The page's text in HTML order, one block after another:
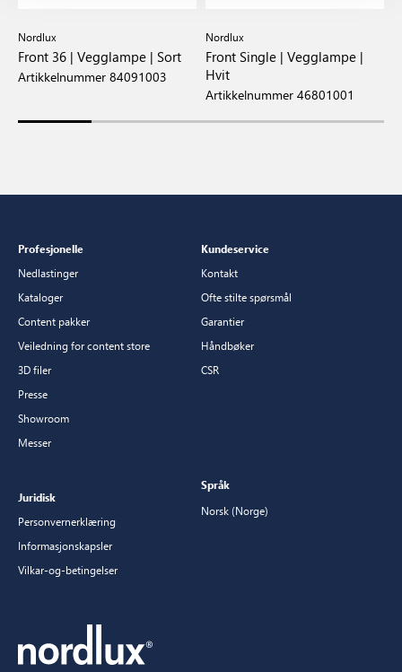
Nordlux
Front 36 | Vegglampe | Sort
Artikkelnummer 84091003
Nordlux
Front Single | Vegglampe |
Hvit
Artikkelnummer 46801001
Profesjonelle
Nedlastinger
Kataloger
Content pakker
Veiledning for content store
3D filer
Presse
Showroom
Messer
Kundeservice
Kontakt
Ofte stilte spørsmål
Garantier
Håndbøker
CSR
Juridisk
Personvernerklæring
Informasjonskapsler
Vilkar-og-betingelser
Språk
Norsk (Norge)